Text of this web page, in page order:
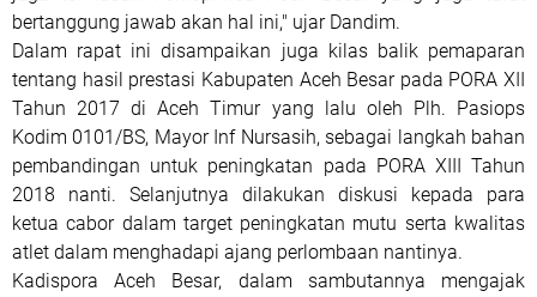
bertanggung jawab akan hal ini," ujar Dandim.
Dalam rapat ini disampaikan juga kilas balik pemaparan
tentang hasil prestasi Kabupaten Aceh Besar pada PORA XII
Tahun 2017 di Aceh Timur yang lalu oleh Plh. Pasiops
Kodim 0101/BS, Mayor Inf Nursasih, sebagai langkah bahan
pembandingan untuk peningkatan pada PORA XIII Tahun
2018 nanti. Selanjutnya dilakukan diskusi kepada para
ketua cabor dalam target peningkatan mutu serta kwalitas
atlet dalam menghadapi ajang perlombaan nantinya.
Kadispora Aceh Besar, dalam sambutannya mengajak